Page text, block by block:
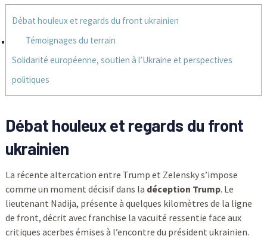
Débat houleux et regards du front ukrainien
Témoignages du terrain
Solidarité européenne, soutien à l’Ukraine et perspectives
politiques
Débat houleux et regards du front
ukrainien
La récente altercation entre Trump et Zelensky s’impose
comme un moment décisif dans la déception Trump. Le
lieutenant Nadija, présente à quelques kilomètres de la ligne
de front, décrit avec franchise la vacuité ressentie face aux
critiques acerbes émises à l’encontre du président ukrainien.